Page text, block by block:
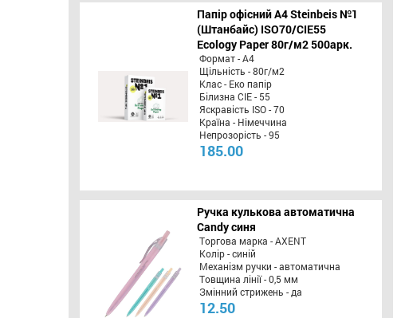
Папір офісний A4 Steinbeis №1
(Штанбайс) ISO70/СІЕ55
Ecology Paper 80г/м2 500арк.
Формат - А4
Щільність - 80г/м2
Клас - Еко папір
Білизна CIE - 55
Яскравість ISO - 70
Країна - Німеччина
Непрозорість - 95
185.00
Ручка кулькова автоматична
Candy синя
Торгова марка - AXENT
Колір - синій
Механізм ручки - автоматична
Товщина лінії - 0,5 мм
Змінний стрижень - да
12.50